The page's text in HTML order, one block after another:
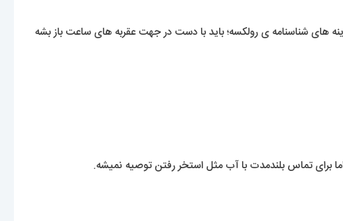
های شناسنامه ی رولکسه؛ باید با دست در جهت عقربه های ساعت باز بشه
تماس بلندمدت با آب مثل استخر رفتن توصیه نمیشه.